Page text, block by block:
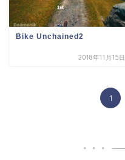
Bike Unchained2
2018年11月15日
1